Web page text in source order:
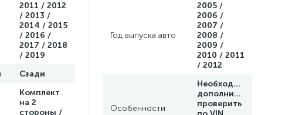
2011 / 2012
/ 2013 /
2014 / 2015
/ 2016 /
2017 / 2018
/ 2019
Сзади
Комплект
на 2
стороны /
Год выпуска авто
2005 /
2006 /
2007 /
2008 /
2009 /
2010 / 2011
/ 2012
Особенности
Необходимо
дополнительно
проверить